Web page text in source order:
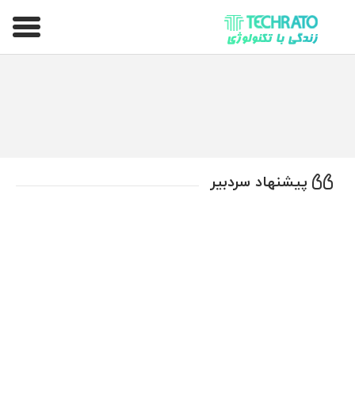
تکراتو – زندگی با تکنولوژی
پیشنهاد سردبیر